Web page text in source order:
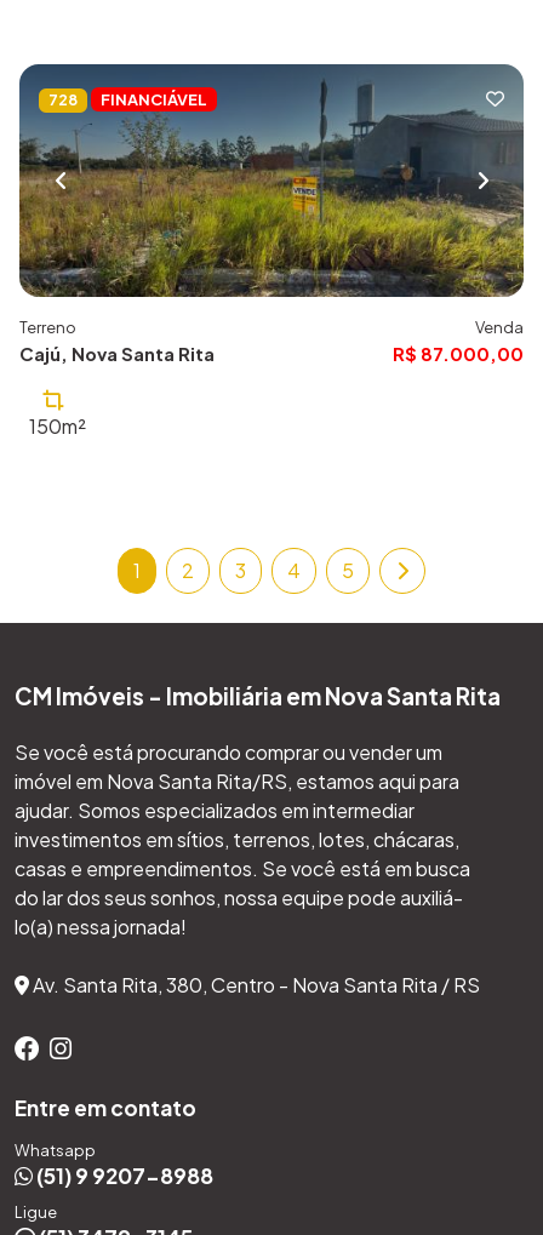
728 FINANCIÁVEL
Terreno
Cajú, Nova Santa Rita
Venda
R$ 87.000,00
150m²
1 2 3 4 5
CM Imóveis - Imobiliária em Nova Santa Rita
Se você está procurando comprar ou vender um
imóvel em Nova Santa Rita/RS, estamos aqui para
ajudar. Somos especializados em intermediar
investimentos em sítios, terrenos, lotes, chácaras,
casas e empreendimentos. Se você está em busca
do lar dos seus sonhos, nossa equipe pode auxiliá-
lo(a) nessa jornada!
Av. Santa Rita, 380, Centro - Nova Santa Rita / RS
Entre em contato
Whatsapp
(51) 9 9207-8988
Ligue